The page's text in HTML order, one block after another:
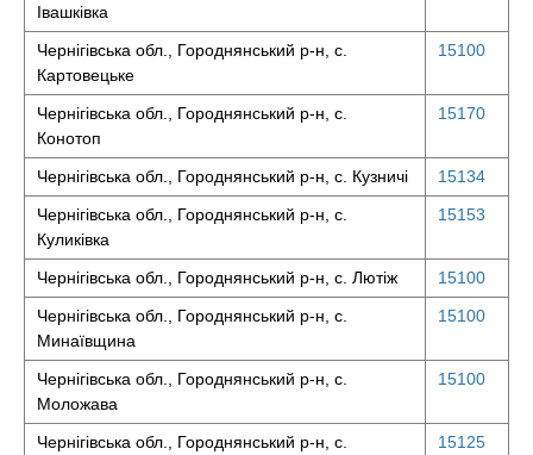
Івашківка
Чернігівська обл., Городнянський р-н, с.
Картовецьке
15100
Чернігівська обл., Городнянський р-н, с.
Конотоп
15170
Чернігівська обл., Городнянський р-н, с. Кузничі
15134
Чернігівська обл., Городнянський р-н, с.
Куликівка
15153
Чернігівська обл., Городнянський р-н, с. Лютіж
15100
Чернігівська обл., Городнянський р-н, с.
Минаївщина
15100
Чернігівська обл., Городнянський р-н, с.
Моложава
15100
Чернігівська обл., Городнянський р-н, с.
15125